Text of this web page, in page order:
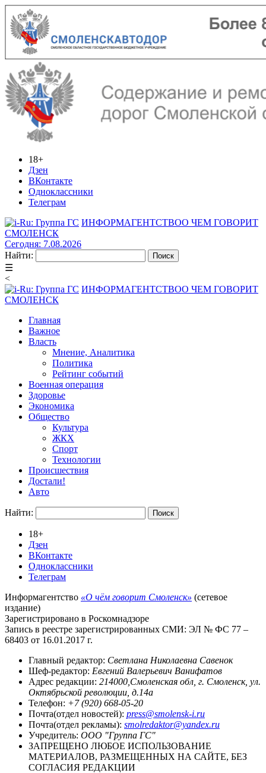
18+
Дзен
ВКонтакте
Одноклассники
Телеграм
ИНФОРМАГЕНТСТВОО ЧЕМ ГОВОРИТ
СМОЛЕНСК
Сегодня: 7.08.2026
Найти:
☰
<
ИНФОРМАГЕНТСТВОО ЧЕМ ГОВОРИТ
СМОЛЕНСК
Главная
Важное
Власть
Мнение, Аналитика
Политика
Рейтинг событий
Военная операция
Здоровье
Экономика
Общество
Культура
ЖКХ
Спорт
Технологии
Происшествия
Достали!
Авто
Найти:
18+
Дзен
ВКонтакте
Одноклассники
Телеграм
Информагентство «О чём говорит Смоленск» (сетевое
издание)
Зарегистрировано в Роскомнадзоре
Запись в реестре зарегистрированных СМИ: ЭЛ № ФС 77 –
68403 от 16.01.2017 г.
Главный редактор: Светлана Николаевна Савенок
Шеф-редактор: Евгений Валерьевич Ванифатов
Адрес редакции: 214000,Смоленская обл, г. Смоленск, ул.
Октябрьской революции, д.14а
Телефон: +7 (920) 668-05-20
Почта(отдел новостей): press@smolensk-i.ru
Почта(отдел рекламы): smolredaktor@yandex.ru
Учредитель: ООО "Группа ГС"
ЗАПРЕЩЕНО ЛЮБОЕ ИСПОЛЬЗОВАНИЕ
МАТЕРИАЛОВ, РАЗМЕЩЕННЫХ НА САЙТЕ, БЕЗ
СОГЛАСИЯ РЕДАКЦИИ